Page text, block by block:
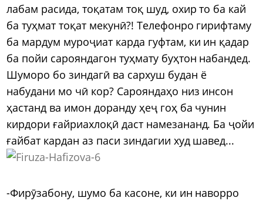
лабам расида, тоқатам тоқ шуд, охир то ба кай
ба туҳмат тоқат мекунӣ?! Телефонро гирифтаму
ба мардум муроҷиат карда гуфтам, ки ин қадар
ба пойи сарояндагон туҳмату буҳтон набандед.
Шуморо бо зиндагӣ ва сархуш будан ё
набудани мо чӣ кор? Сарояндаҳо низ инсон
ҳастанд ва имон доранду ҳеҷ гоҳ ба чунин
кирдори ғайриахлоқӣ даст намезананд. Ба ҷойи
ғайбат кардан аз паси зиндагии худ шавед...
-Фирӯзабону, шумо ба касоне, ки ин наворро